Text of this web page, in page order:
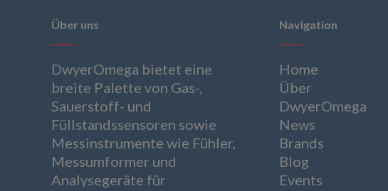
Über uns
DwyerOmega bietet eine
breite Palette von Gas-,
Sauerstoff- und
Füllstandssensoren sowie
Messinstrumente wie Fühler,
Messumformer und
Analysegeräte für
Navigation
Home
Über
DwyerOmega
News
Brands
Blog
Events